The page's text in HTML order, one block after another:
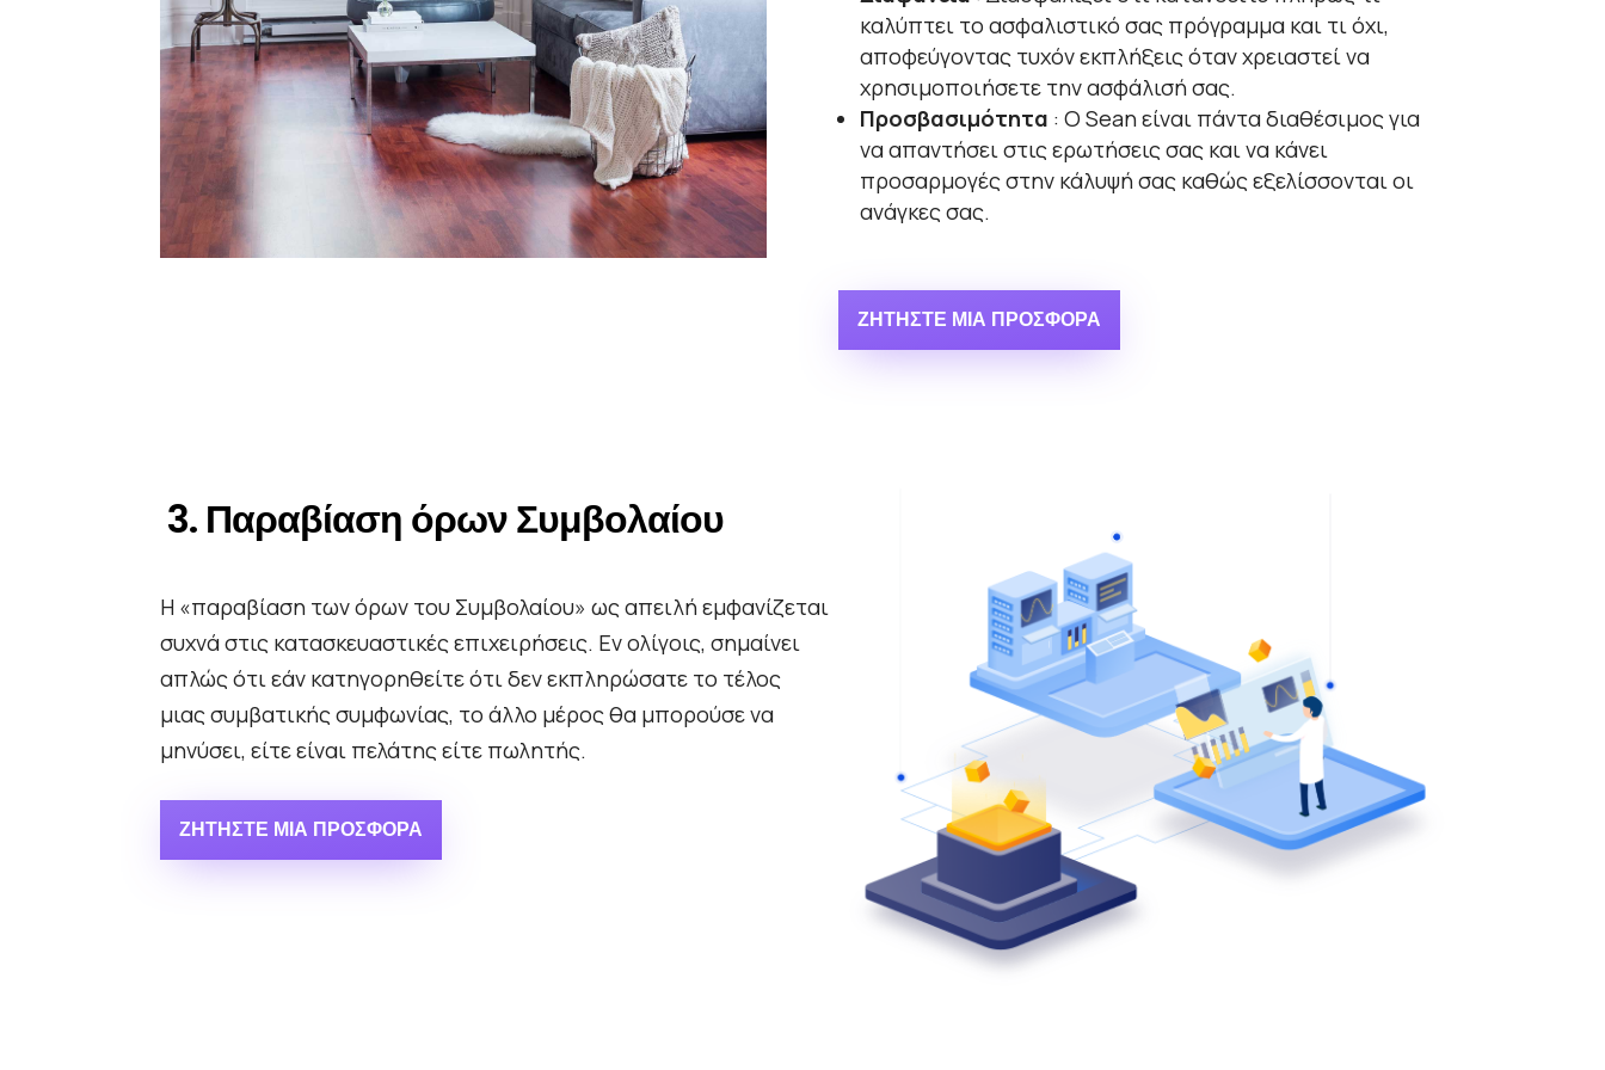
καλύπτει το ασφαλιστικό σας πρόγραμμα και τι όχι,
αποφεύγοντας τυχόν εκπλήξεις όταν χρειαστεί να
χρησιμοποιήσετε την ασφάλισή σας.
Προσβασιμότητα : Ο Sean είναι πάντα διαθέσιμος για
να απαντήσει στις ερωτήσεις σας και να κάνει
προσαρμογές στην κάλυψή σας καθώς εξελίσσονται οι
ανάγκες σας.
ΖΗΤΉΣΤΕ ΜΙΑ ΠΡΟΣΦΟΡΆ
3. Παραβίαση όρων Συμβολαίου
Η «παραβίαση των όρων του Συμβολαίου» ως απειλή εμφανίζεται
συχνά στις κατασκευαστικές επιχειρήσεις. Εν ολίγοις, σημαίνει
απλώς ότι εάν κατηγορηθείτε ότι δεν εκπληρώσατε το τέλος
μιας συμβατικής συμφωνίας, το άλλο μέρος θα μπορούσε να
μηνύσει, είτε είναι πελάτης είτε πωλητής.
ΖΗΤΉΣΤΕ ΜΙΑ ΠΡΟΣΦΟΡΆ